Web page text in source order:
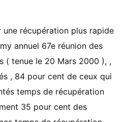
récupération plus rapide
annuel 67e réunion des
( tenue le 20 Mars 2000 ), ,
, 84 pour cent de ceux qui
temps de récupération
35 pour cent des